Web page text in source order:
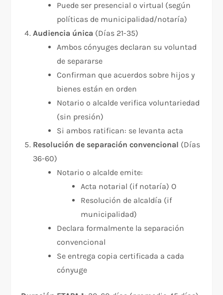
Puede ser presencial o virtual (según
políticas de municipalidad/notaría)
Audiencia única (Días 21-35)
Ambos cónyuges declaran su voluntad
de separarse
Confirman que acuerdos sobre hijos y
bienes están en orden
Notario o alcalde verifica voluntariedad
(sin presión)
Si ambos ratifican: se levanta acta
Resolución de separación convencional (Días
36-60)
Notario o alcalde emite:
Acta notarial (if notaría) O
Resolución de alcaldía (if
municipalidad)
Declara formalmente la separación
convencional
Se entrega copia certificada a cada
cónyuge